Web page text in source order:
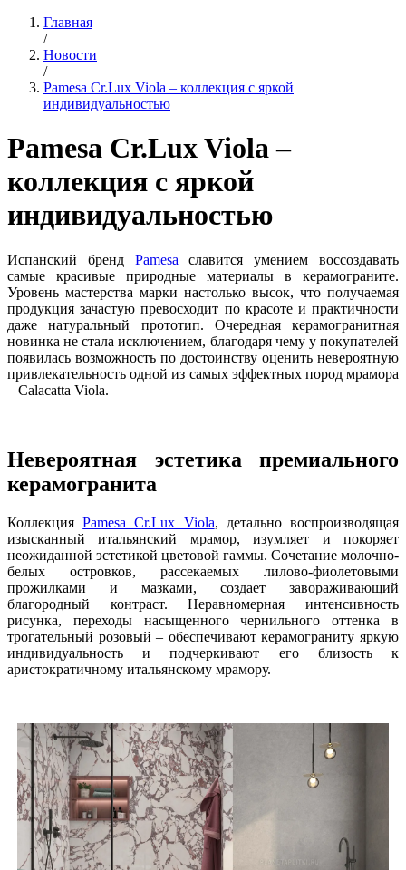
Главная
/
Новости
/
Pamesa Cr.Lux Viola – коллекция с яркой
индивидуальностью
Pamesa Cr.Lux Viola –
коллекция с яркой
индивидуальностью
Испанский бренд Pamesa славится умением воссоздавать
самые красивые природные материалы в керамограните.
Уровень мастерства марки настолько высок, что получаемая
продукция зачастую превосходит по красоте и практичности
даже натуральный прототип. Очередная керамогранитная
новинка не стала исключением, благодаря чему у покупателей
появилась возможность по достоинству оценить невероятную
привлекательность одной из самых эффектных пород мрамора
– Calacatta Viola.
Невероятная эстетика премиального
керамогранита
КоллекцияPamesa Cr.Lux Viola, детально воспроизводящая
изысканный итальянский мрамор, изумляет и покоряет
неожиданной эстетикой цветовой гаммы. Сочетание молочно-
белых островков, рассекаемых лилово-фиолетовыми
прожилками и мазками, создает завораживающий
благородный контраст. Неравномерная интенсивность
рисунка, переходы насыщенного чернильного оттенка в
трогательный розовый – обеспечивают керамограниту яркую
индивидуальность и подчеркивают его близость к
аристократичному итальянскому мрамору.